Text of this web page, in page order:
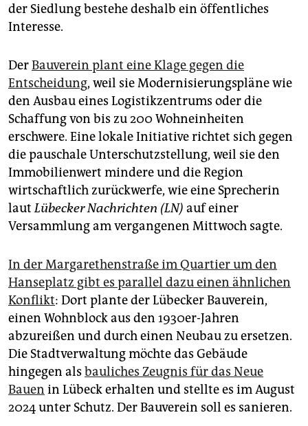
der Siedlung bestehe deshalb ein öffentliches
Interesse.
DerBauverein plant eine Klage gegen die
Entscheidung, weil sie Modernisierungspläne wie
den Ausbau eines Logistikzentrums oder die
Schaffung von bis zu 200 Wohneinheiten
erschwere. Eine lokale Initiative richtet sich gegen
die pauschale Unterschutzstellung, weil sie den
Immobilienwert mindere und die Region
wirtschaftlich zurückwerfe, wie eine Sprecherin
lautLübecker Nachrichten (LN) auf einer
Versammlung am vergangenen Mittwoch sagte.
In der Margarethenstraße im Quartier um den
Hanseplatz gibt es parallel dazu einen ähnlichen
Konflikt: Dort plante der Lübecker Bauverein,
einen Wohnblock aus den 1930er-Jahren
abzureißen und durch einen Neubau zu ersetzen.
Die Stadtverwaltung möchte das Gebäude
hingegen als bauliches Zeugnis für das Neue
Bauen in Lübeck erhalten und stellte es im August
2024 unter Schutz. Der Bauverein soll es sanieren.